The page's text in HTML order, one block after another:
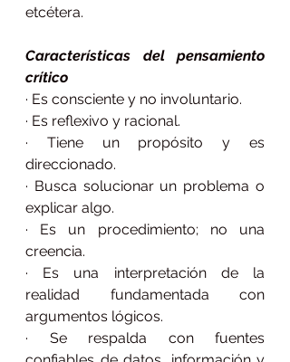
etcétera.
Características del pensamiento
crítico
· Es consciente y no involuntario.
· Es reflexivo y racional.
· Tiene un propósito y es
direccionado.
· Busca solucionar un problema o
explicar algo.
· Es un procedimiento; no una
creencia.
· Es una interpretación de la
realidad fundamentada con
argumentos lógicos.
· Se respalda con fuentes